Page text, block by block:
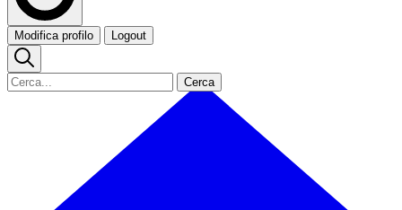
Modifica profilo Logout
Cerca